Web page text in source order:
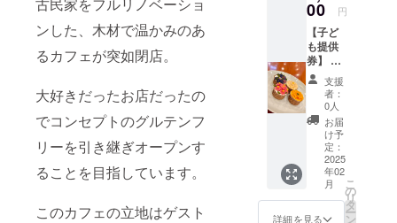
古民家をフルリノベーショ
ンした、木材で温かみのあ
るカフェが突如閉店。
大好きだったお店だったの
でコンセプトのグルテンフ
リーを引き継ぎオープンす
ることを目指しています。
このカフェの立地はゲスト
ト普及協会
認定講師(イ
ンストラク
ター)、わん
こと飼い主
さまが笑顔
になっても
らえるおや
つ資格多数
核家族化が
00 円
【子ど
も提供
券】 み
なさま
から地
域のお
子さま
(大阪市
中央区
にお住
まいの
中学生
以下)へ
提供。
支援
者：
0人
お届
け予
定：
2025
年02
月
詳細を見る
こ
の
リ
タ
ー
ン